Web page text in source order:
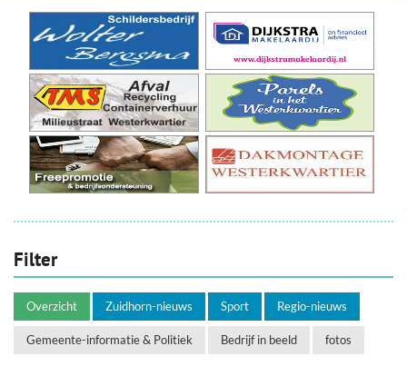
Filter
Overzicht Zuidhorn-nieuws Sport Regio-nieuws
Gemeente-informatie & Politiek Bedrijf in beeld fotos